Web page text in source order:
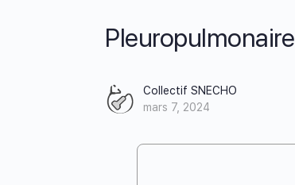
Pleuropulmonaire
Collectif SNECHO
mars 7, 2024